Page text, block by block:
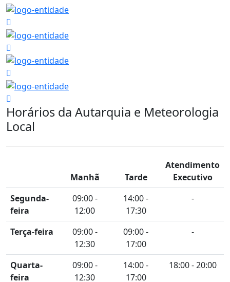
Horários da Autarquia e Meteorologia
Local
Manhã Tarde
Atendimento
Executivo
Segunda-
feira
09:00 -
12:00
14:00 -
17:30
-
Terça-feira
09:00 -
12:30
09:00 -
17:00
-
Quarta-
feira
09:00 -
12:30
14:00 -
17:00
18:00 - 20:00